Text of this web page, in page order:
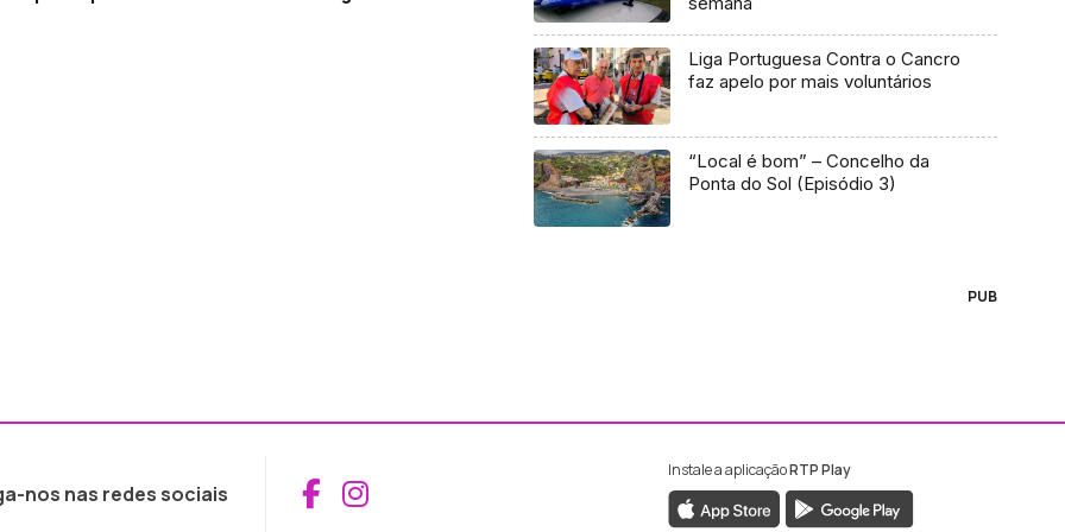
Liga Portuguesa Contra o Cancro
faz apelo por mais voluntários
“Local é bom” – Concelho da
Ponta do Sol (Episódio 3)
PUB
nos nas redes sociais Aceder ao Facebook da RTP Madeira
Aceder ao Instagram da RTP Madeira
Instale a aplicaçãoRTP Play